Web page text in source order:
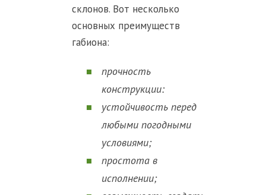
склонов. Вот несколько
основных преимуществ
габиона:
прочность
конструкции:
устойчивость перед
любыми погодными
условиями;
простота в
исполнении;